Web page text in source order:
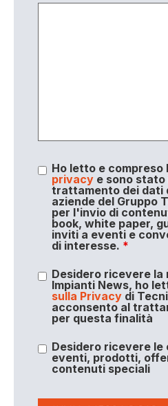
Ho letto e compreso
privacye sono stato
trattamento dei dati
aziende del Gruppo
per l'invio di
book, white paper,
inviti a eventi e
di interesse. *
Desidero ricevere
Impianti News, ho
sulla Privacydi
acconsento al
per questa finalità
Desidero ricevere le
eventi, prodotti,
contenuti speciali